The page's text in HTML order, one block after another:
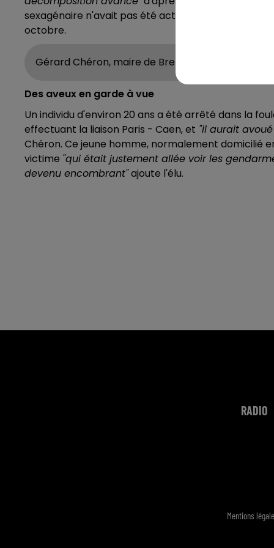
sexagénaire n'avait pas été activé depuis le 8
octobre.
Gérard Chéron, maire de Breteuil-sur-Iton
Des aveux en garde à vue
Un individu d'environ 20 ans a été arrêté dans la
effectuant la liaison Paris - Caen, et "il aurait
Chéron. Ce jeune homme, normalement domicilié
victime "qui était justement allée voir les
devenu encombrant"ajoute l'élu.
RADIO
Mentions